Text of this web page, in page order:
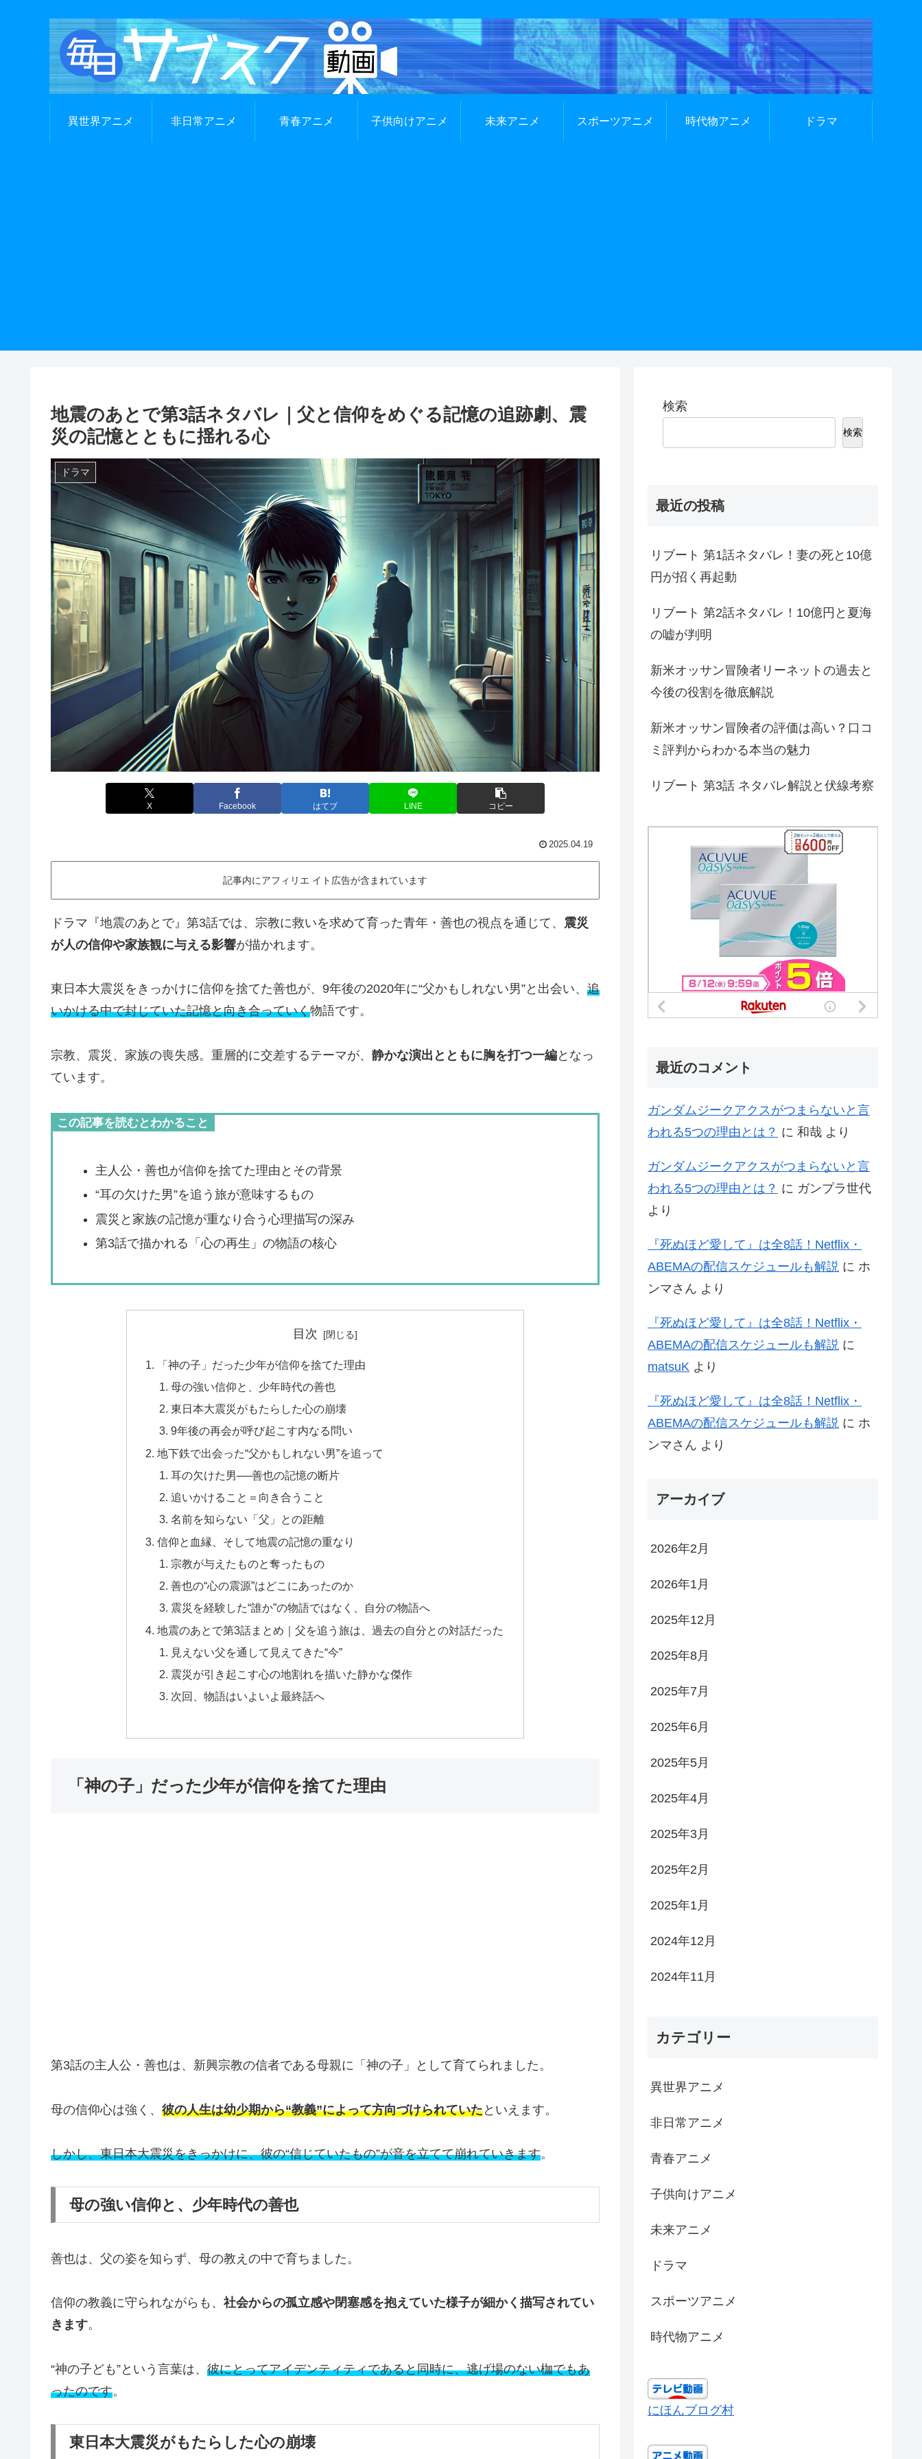
異世界アニメ 非日常アニメ 青春アニメ 子供向けアニメ 未来アニメ スポーツアニメ 時代物アニメ ドラマ
地震のあとで第3話ネタバレ｜父と信仰をめぐる記憶の追跡劇、震
災の記憶とともに揺れる心
ドラマ
X Facebook はてブ LINE コピー
2025.04.19
記事内にアフィリエ イト広告が含まれています
ドラマ『地震のあとで』第3話では、宗教に救いを求めて育った青年・善也の視点を通じて、 震災
が人の信仰や家族観に与える影響が描かれます。
東日本大震災をきっかけに信仰を捨てた善也が、9年後の2020年に“父かもしれない男”と出会い、 追
いかける中で封じていた記憶と向き合っていく物語です。
宗教、震災、家族の喪失感。重層的に交差するテーマが、 静かな演出とともに胸を打つ一編となっ
ています。
この記事を読むとわかること
主人公・善也が信仰を捨てた理由とその背景
“耳の欠けた男”を追う旅が意味するもの
震災と家族の記憶が重なり合う心理描写の深み
第3話で描かれる「心の再生」の物語の核心
目次
「神の子」だった少年が信仰を捨てた理由
母の強い信仰と、少年時代の善也
東日本大震災がもたらした心の崩壊
9年後の再会が呼び起こす内なる問い
地下鉄で出会った“父かもしれない男”を追って
耳の欠けた男──善也の記憶の断片
追いかけること＝向き合うこと
名前を知らない「父」との距離
信仰と血縁、そして地震の記憶の重なり
宗教が与えたものと奪ったもの
善也の“心の震源”はどこにあったのか
震災を経験した“誰か”の物語ではなく、自分の物語へ
地震のあとで第3話まとめ｜父を追う旅は、過去の自分との対話だった
見えない父を通して見えてきた“今”
震災が引き起こす心の地割れを描いた静かな傑作
次回、物語はいよいよ最終話へ
「神の子」だった少年が信仰を捨てた理由
第3話の主人公・善也は、新興宗教の信者である母親に「神の子」として育てられました。
母の信仰心は強く、 彼の人生は幼少期から“教義”によって方向づけられていたといえます。
しかし、東日本大震災をきっかけに、彼の“信じていたもの”が音を立てて崩れていきます。
母の強い信仰と、少年時代の善也
善也は、父の姿を知らず、母の教えの中で育ちました。
信仰の教義に守られながらも、 社会からの孤立感や閉塞感を抱えていた様子が細かく描写されてい
きます。
“神の子ども”という言葉は、 彼にとってアイデンティティであると同時に、逃げ場のない枷でもあ
ったのです。
東日本大震災がもたらした心の崩壊
検索
検索
最近の投稿
リブート 第1話ネタバレ！妻の死と10億
円が招く再起動
リブート 第2話ネタバレ！10億円と夏海
の嘘が判明
新米オッサン冒険者リーネットの過去と
今後の役割を徹底解説
新米オッサン冒険者の評価は高い？口コ
ミ評判からわかる本当の魅力
リブート 第3話 ネタバレ解説と伏線考察
最近のコメント
ガンダムジークアクスがつまらないと言
われる5つの理由とは？ に 和哉 より
ガンダムジークアクスがつまらないと言
われる5つの理由とは？ に ガンプラ世代
より
『死ぬほど愛して』は全8話！Netflix・
ABEMAの配信スケジュールも解説 に ホ
ンマさん より
『死ぬほど愛して』は全8話！Netflix・
ABEMAの配信スケジュールも解説 に
matsuK より
『死ぬほど愛して』は全8話！Netflix・
ABEMAの配信スケジュールも解説 に ホ
ンマさん より
アーカイブ
2026年2月
2026年1月
2025年12月
2025年8月
2025年7月
2025年6月
2025年5月
2025年4月
2025年3月
2025年2月
2025年1月
2024年12月
2024年11月
カテゴリー
異世界アニメ
非日常アニメ
青春アニメ
子供向けアニメ
未来アニメ
ドラマ
スポーツアニメ
時代物アニメ
にほんブログ村